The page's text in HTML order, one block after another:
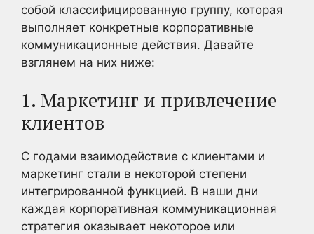
собой классифицированную группу, которая
выполняет конкретные корпоративные
коммуникационные действия. Давайте
взглянем на них ниже:
1. Маркетинг и привлечение
клиентов
С годами взаимодействие с клиентами и
маркетинг стали в некоторой степени
интегрированной функцией. В наши дни
каждая корпоративная коммуникационная
стратегия оказывает некоторое или